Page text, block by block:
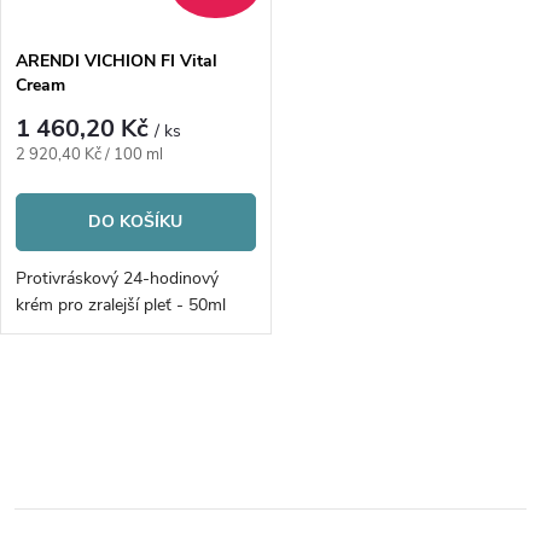
p
r
o
d
u
ů
s
p
r
o
d
u
ARENDI VICHION FI Vital
Cream
1 460,20 Kč/ ks
Měrná
2 920,40 Kč / 100 ml
DO KOŠÍKU
Protivráskový 24-hodinový
krém pro zralejší pleť - 50ml
l